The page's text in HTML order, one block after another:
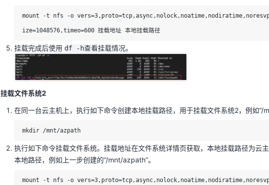
在同一台云主机上，执行如下命令创建本地挂载路径，用于挂载文件系统2，例如“/
mkdir /mnt/azpath
执行如下命令挂载文件系统。挂载地址在文件系统详情页获取，本地挂载路径为云
本地路径，例如上一步创建的“/mnt/azpath”。
mount -t nfs -o
ize=1048576,timeo=600 挂载地址 本地挂载路径
挂载完成后使用df -h查看挂载情况。
mount -t nfs -o
ize=1048576,timeo=600 挂载地址 本地挂载路径
挂载完成后使用 df -h查看挂载情况。
挂载文件系统2
在同一台云主机上，执行如下命令创建本地挂载路径，用于挂载文件系统2，例如“/
mkdir /mnt/azpath
执行如下命令挂载文件系统。挂载地址在文件系统详情页获取，本地挂载路径为云
本地路径，例如上一步创建的“/mnt/azpath”。
mount -t nfs -o